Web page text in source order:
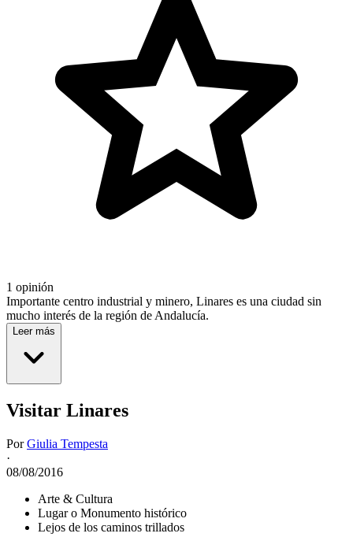
1 opinión
Importante centro industrial y minero, Linares es una ciudad sin
mucho interés de la región de Andalucía.
Leer más
Visitar Linares
PorGiulia Tempesta
·
08/08/2016
Arte & Cultura
Lugar o Monumento histórico
Lejos de los caminos trillados